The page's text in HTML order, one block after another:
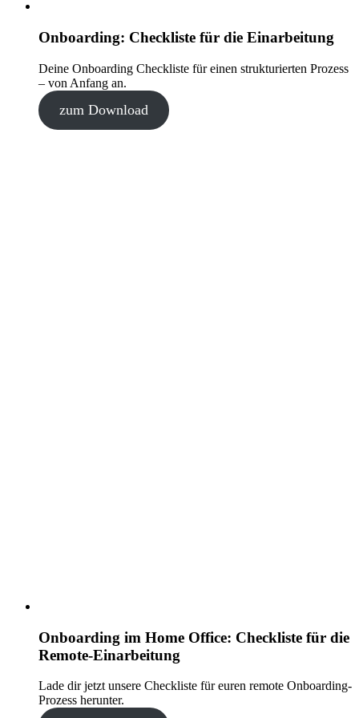
Onboarding: Checkliste für die Einarbeitung
Deine Onboarding Checkliste für einen strukturierten Prozess
– von Anfang an.
zum Download
Onboarding im Home Office: Checkliste für die
Remote-Einarbeitung
Lade dir jetzt unsere Checkliste für euren remote Onboarding-
Prozess herunter.